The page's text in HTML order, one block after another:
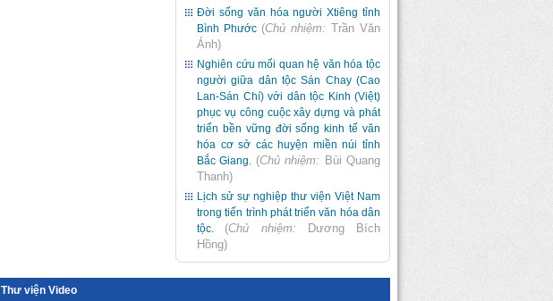
Đời sống văn hóa người Xtiêng tỉnh
Bình Phước (Chủ nhiệm: Trần Văn
Ánh)
Nghiên cứu mối quan hệ văn hóa tộc
người giữa dân tộc Sán Chay (Cao
Lan-Sán Chí) với dân tộc Kinh (Việt)
phục vụ công cuộc xây dựng và phát
triển bền vững đời sống kinh tế văn
hóa cơ sở các huyện miền núi tỉnh
Bắc Giang. (Chủ nhiệm: Bùi Quang
Thanh)
Lịch sử sự nghiệp thư viện Việt Nam
trong tiến trình phát triển văn hóa dân
tộc.
(Chủ nhiệm:
Dương Bích
Hồng)
Thư viện Video